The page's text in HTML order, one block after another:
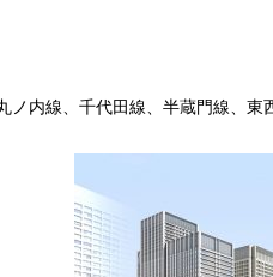
ノ内線、千代田線、半蔵門線、東